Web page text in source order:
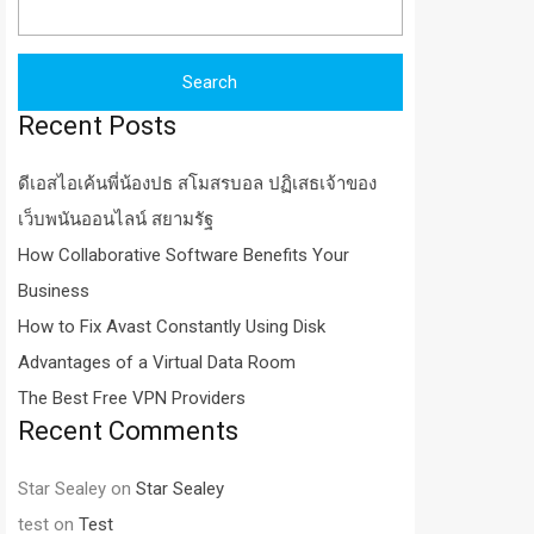
Recent Posts
ดีเอสไอเค้นพี่น้องปธ สโมสรบอล ปฏิเสธเจ้าของ
เว็บพนันออนไลน์ สยามรัฐ
How Collaborative Software Benefits Your
Business
How to Fix Avast Constantly Using Disk
Advantages of a Virtual Data Room
The Best Free VPN Providers
Recent Comments
Star Sealeyon Star Sealey
teston Test